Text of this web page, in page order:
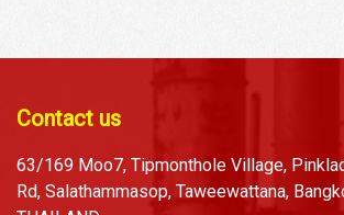
Contact us
63/169 Moo7, Tipmonthole Village,
Rd, Salathammasop, Taweewattana,